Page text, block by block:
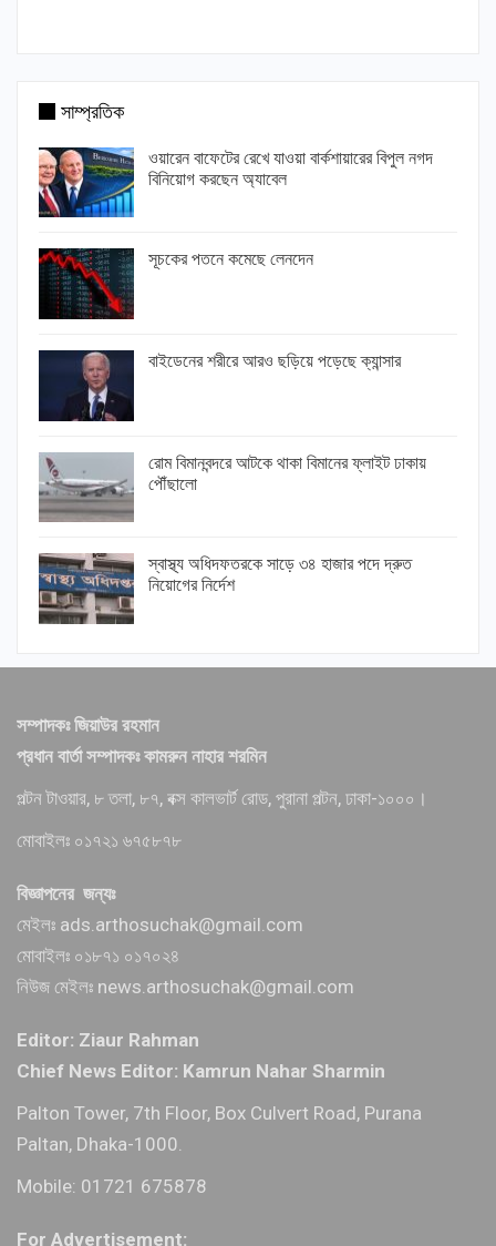
সাম্প্রতিক
ওয়ারেন বাফেটের রেখে যাওয়া বার্কশায়ারের বিপুল নগদ
বিনিয়োগ করছেন অ্যাবেল
সূচকের পতনে কমেছে লেনদেন
বাইডেনের শরীরে আরও ছড়িয়ে পড়েছে ক্যান্সার
রোম বিমানবন্দরে আটকে থাকা বিমানের ফ্লাইট ঢাকায়
পৌঁছালো
স্বাস্থ্য অধিদফতরকে সাড়ে ৩৪ হাজার পদে দ্রুত
নিয়োগের নির্দেশ
সম্পাদকঃ জিয়াউর রহমান
প্রধান বার্তা সম্পাদকঃ কামরুন নাহার শরমিন
পল্টন টাওয়ার, ৮ তলা, ৮৭, বক্স কালভার্ট রোড, পুরানা পল্টন, ঢাকা-১০০০।
মোবাইলঃ ০১৭২১ ৬৭৫৮৭৮
বিজ্ঞাপনের জন্যঃ
মেইলঃ ads.arthosuchak@gmail.com
মোবাইলঃ ০১৮৭১ ০১৭০২৪
নিউজ মেইলঃ news.arthosuchak@gmail.com
Editor: Ziaur Rahman
Chief News Editor: Kamrun Nahar Sharmin
Palton Tower, 7th Floor, Box Culvert Road, Purana
Paltan, Dhaka-1000.
Mobile: 01721 675878
For Advertisement: